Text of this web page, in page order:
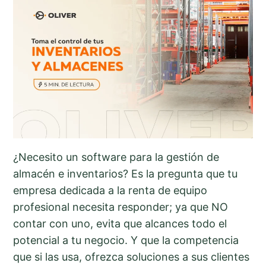
¿Necesito un software para la gestión de
almacén e inventarios? Es la pregunta que tu
empresa dedicada a la renta de equipo
profesional necesita responder; ya que NO
contar con uno, evita que alcances todo el
potencial a tu negocio. Y que la competencia
que si las usa, ofrezca soluciones a sus clientes